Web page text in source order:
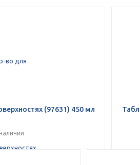
(97631) 450 мл
оплате Плайтом